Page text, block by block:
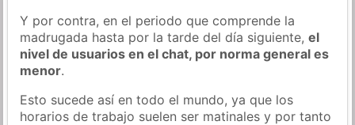
Y por contra, en el periodo que comprende la
madrugada hasta por la tarde del día siguiente,el
nivel de usuarios en el chat, por norma general es
menor.
Esto sucede así en todo el mundo, ya que los
horarios de trabajo suelen ser matinales y por tanto